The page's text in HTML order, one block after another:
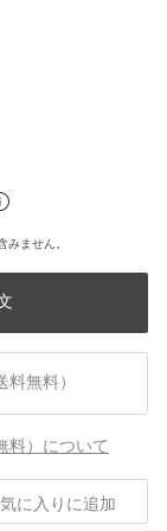
ません。
無料）
料）について
に入りに追加